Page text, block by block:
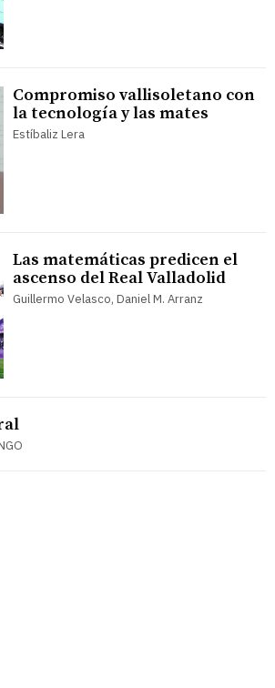
Compromiso vallisoletano con
la tecnología y las mates
Estíbaliz Lera
Las matemáticas predicen el
ascenso del Real Valladolid
Guillermo Velasco, Daniel M. Arranz